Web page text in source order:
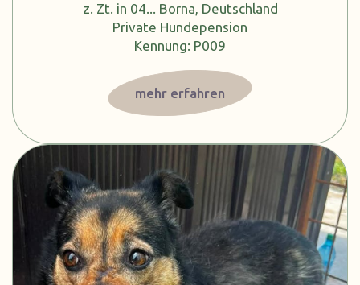
z. Zt. in 04... Borna, Deutschland
Private Hundepension
Kennung: P009
mehr erfahren